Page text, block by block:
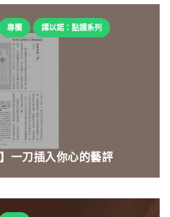
專欄 譚以諾：點讀系列
一刀插入你心的藝評